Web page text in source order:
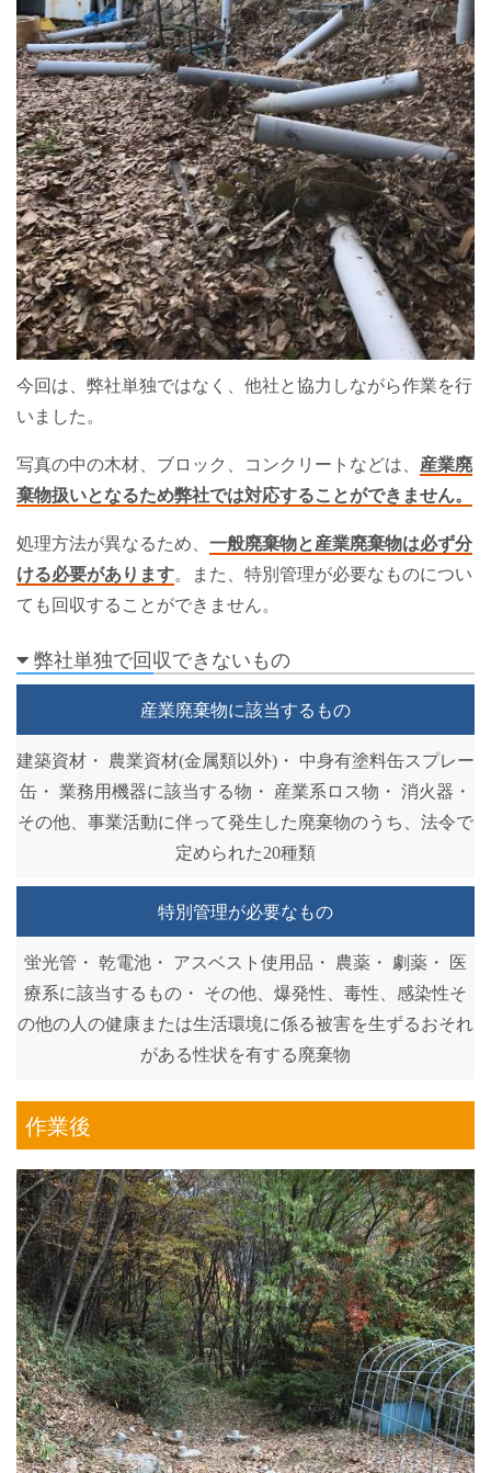
今回は、弊社単独ではなく、他社と協力しながら作業を行
いました。
写真の中の木材、ブロック、コンクリートなどは、 産業廃
棄物扱いとなるため弊社では対応することができません。
処理方法が異なるため、 一般廃棄物と産業廃棄物は必ず分
ける必要があります。また、特別管理が必要なものについ
ても回収することができません。
弊社単独で回収できないもの
産業廃棄物に該当するもの
建築資材・ 農業資材(金属類以外)・ 中身有塗料缶スプレー
缶・ 業務用機器に該当する物・ 産業系ロス物・ 消火器・
その他、事業活動に伴って発生した廃棄物のうち、法令で
定められた20種類
特別管理が必要なもの
蛍光管・ 乾電池・ アスベスト使用品・ 農薬・ 劇薬・ 医
療系に該当するもの・ その他、爆発性、毒性、感染性そ
の他の人の健康または生活環境に係る被害を生ずるおそれ
がある性状を有する廃棄物
作業後